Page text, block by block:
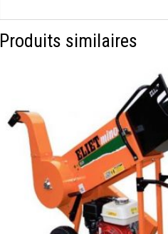
Produits similaires